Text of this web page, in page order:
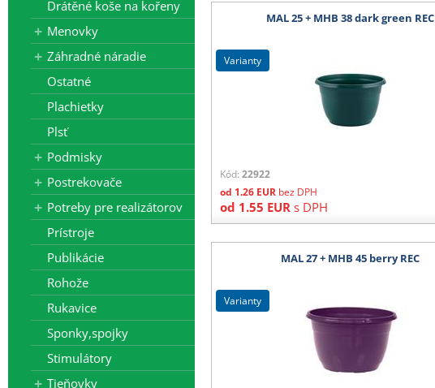
Drátěné koše na kořeny
Menovky
Záhradné náradie
Ostatné
Plachietky
Plsť
Podmisky
Postrekovače
Potreby pre realizátorov
Prístroje
Publikácie
Rohože
Rukavice
Sponky,spojky
Stimulátory
Tieňovky
MAL 25 + MHB 38 dark green REC
Kód: 22922
od 1.26 EUR bez DPH
od 1.55 EUR s DPH
varianty
MAL 27 + MHB 45 berry REC
varianty